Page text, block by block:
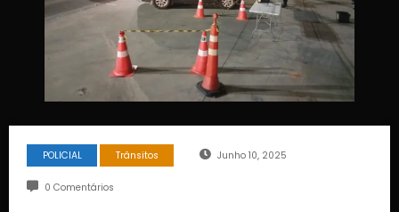
POLICIAL Trânsitos Junho 10, 2025
0 Comentários